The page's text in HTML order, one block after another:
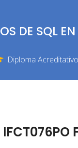
DE SQL
Diploma Acreditativo